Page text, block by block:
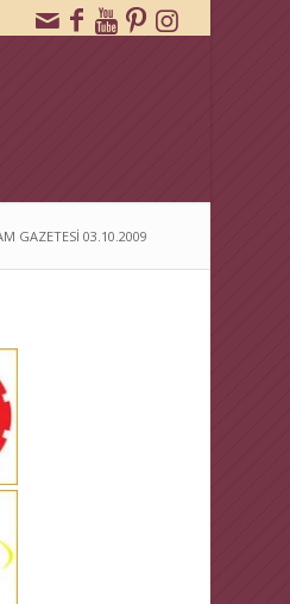
GAZETESİ 03.10.2009